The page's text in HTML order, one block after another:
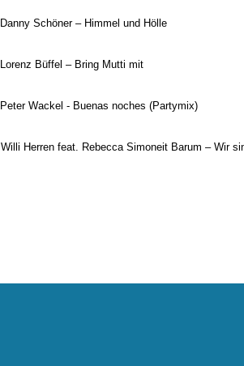
Danny Schöner – Himmel und Hölle
Lorenz Büffel – Bring Mutti mit
Peter Wackel - Buenas noches (Partymix)
Willi Herren feat. Rebecca Simoneit Barum – Wir